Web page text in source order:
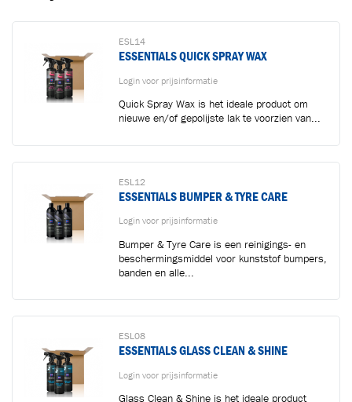
ESL14
ESSENTIALS QUICK SPRAY WAX
Login voor prijsinformatie
Quick Spray Wax is het ideale product om
nieuwe en/of gepolijste lak te voorzien van...
ESL12
ESSENTIALS BUMPER & TYRE CARE
Login voor prijsinformatie
Bumper & Tyre Care is een reinigings- en
beschermingsmiddel voor kunststof bumpers,
banden en alle...
ESL08
ESSENTIALS GLASS CLEAN & SHINE
Login voor prijsinformatie
Glass Clean & Shine is het ideale product